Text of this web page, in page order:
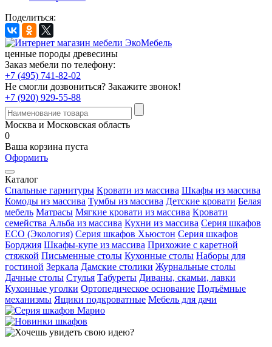
Поделиться:
ценные породы древесины
Заказ мебели по телефону:
+7 (495) 741-82-02
Не смогли дозвониться? Закажите звонок!
+7 (920) 929-55-88
Москва и Московская область
0
Ваша корзина пуста
Оформить
Каталог
Спальные гарнитуры Кровати из массива Шкафы из массива
Комоды из массива Тумбы из массива Детские кровати Белая
мебель Матрасы Мягкие кровати из массива Кровати
семейства Альба из массива Кухни из массива Серия шкафов
ECO (Экология) Серия шкафов Хьюстон Серия шкафов
Борджия Шкафы-купе из массива Прихожие с каретной
стяжкой Письменные столы Кухонные столы Наборы для
гостиной Зеркала Дамские столики Журнальные столы
Дачные столы Стулья Табуреты Диваны, скамьи, лавки
Кухонные уголки Ортопедическое основание Подъёмные
механизмы Ящики подкроватные Мебель для дачи